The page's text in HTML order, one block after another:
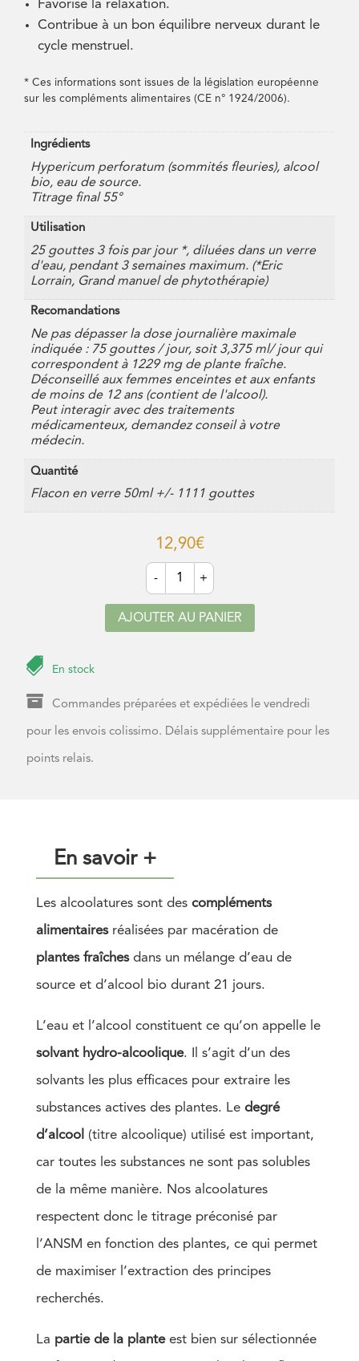
Favorise la relaxation.
Contribue à un bon équilibre nerveux durant le
cycle menstruel.
* Ces informations sont issues de la législation européenne
sur les compléments alimentaires (CE n° 1924/2006).
Ingrédients
Hypericum perforatum (sommités fleuries), alcool
bio, eau de source.
Titrage final 55°
Utilisation
25 gouttes 3 fois par jour *, diluées dans un verre
d'eau, pendant 3 semaines maximum. (*Eric
Lorrain, Grand manuel de phytothérapie)
Recomandations
Ne pas dépasser la dose journalière maximale
indiquée : 75 gouttes / jour, soit 3,375 ml/ jour qui
correspondent à 1229 mg de plante fraîche.
Déconseillé aux femmes enceintes et aux enfants
de moins de 12 ans (contient de l'alcool).
Peut interagir avec des traitements
médicamenteux, demandez conseil à votre
médecin.
Quantité
Flacon en verre 50ml +/- 1111 gouttes
12,90€
-
quantité
de
Alcoolature
de
Millepertuis
+
AJOUTER AU PANIER
 En stock
 Commandes préparées et expédiées le vendredi
pour les envois colissimo. Délais supplémentaire pour les
points relais.
En savoir +
Les alcoolatures sont des compléments
alimentairesréalisées par macération de
plantes fraîchesdans un mélange d’eau de
source et d’alcool bio durant 21 jours.
L’eau et l’alcool constituent ce qu’on appelle le
solvant hydro-alcoolique. Il s’agit d’un des
solvants les plus efficaces pour extraire les
substances actives des plantes. Le degré
d’alcool (titre alcoolique) utilisé est important,
car toutes les substances ne sont pas solubles
de la même manière. Nos alcoolatures
respectent donc le titrage préconisé par
l’ANSM en fonction des plantes, ce qui permet
de maximiser l’extraction des principes
recherchés.
La partie de la planteest bien sur sélectionnée